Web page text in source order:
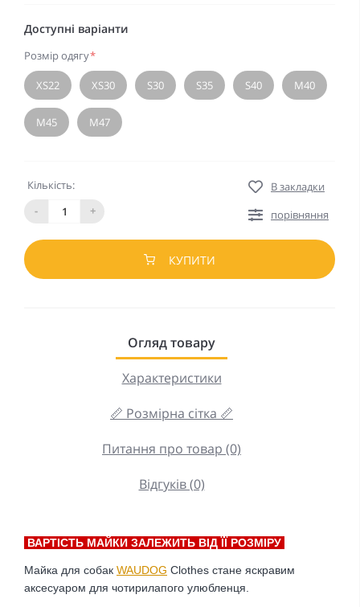
Доступні варіанти
Розмір одягу*
XS22 XS30 S30 S35 S40 M40
M45 M47
Кількість:
-
+
В закладки
порівняння
КУПИТИ
Огляд товару
Характеристики
📏 Розмірна сітка 📏
Питання про товар (0)
Відгуків (0)
ВАРТІСТЬ МАЙКИ ЗАЛЕЖИТЬ ВІД ЇЇ РОЗМІРУ
Майка для собак WAUDOG Clothes стане яскравим
аксесуаром для чотирилапого улюбленця.